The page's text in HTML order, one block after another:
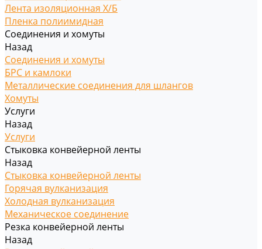
Лента изоляционная Х/Б
Пленка полиимидная
Соединения и хомуты
Назад
Соединения и хомуты
БРС и камлоки
Металлические соединения для шлангов
Хомуты
Услуги
Назад
Услуги
Стыковка конвейерной ленты
Назад
Стыковка конвейерной ленты
Горячая вулканизация
Холодная вулканизация
Механическое соединение
Резка конвейерной ленты
Назад